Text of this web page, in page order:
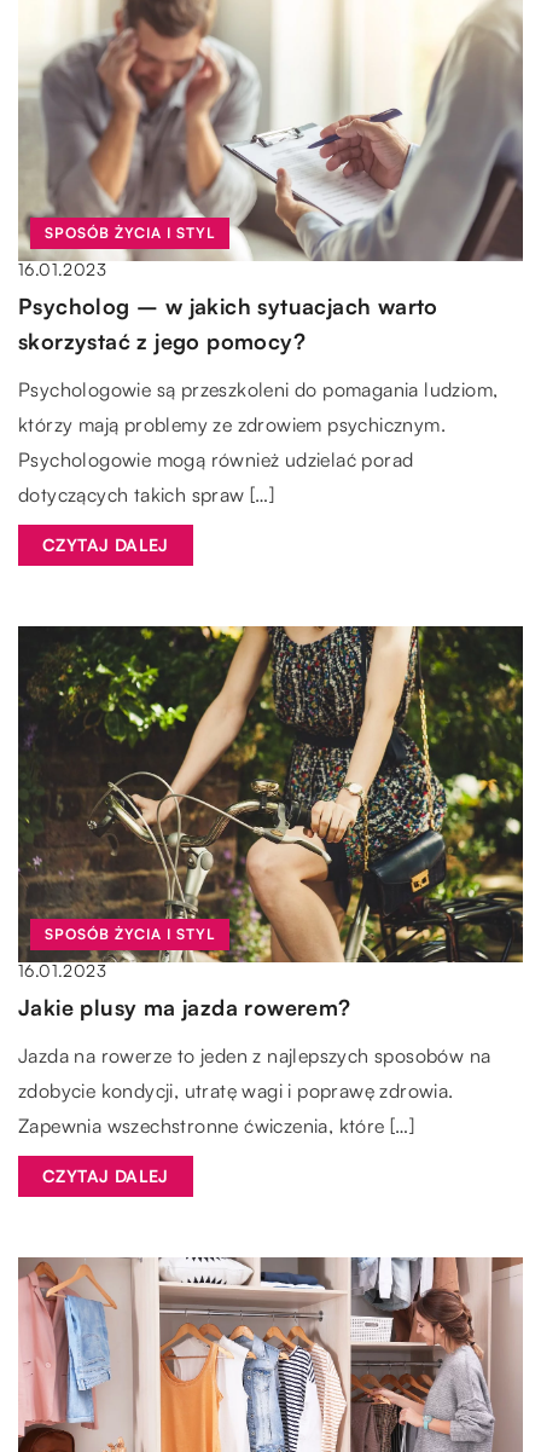
SPOSÓB ŻYCIA I STYL
16.01.2023
Psycholog – w jakich sytuacjach warto
skorzystać z jego pomocy?
Psychologowie są przeszkoleni do pomagania ludziom,
którzy mają problemy ze zdrowiem psychicznym.
Psychologowie mogą również udzielać porad
dotyczących takich spraw […]
CZYTAJ DALEJ
SPOSÓB ŻYCIA I STYL
16.01.2023
Jakie plusy ma jazda rowerem?
Jazda na rowerze to jeden z najlepszych sposobów na
zdobycie kondycji, utratę wagi i poprawę zdrowia.
Zapewnia wszechstronne ćwiczenia, które […]
CZYTAJ DALEJ